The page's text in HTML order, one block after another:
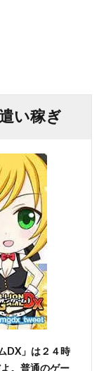
い稼ぎ
DX」は２４時
。普通のゲー